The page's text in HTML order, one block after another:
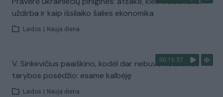
uždirba ir kaip išsilaiko šalies ekonomika
Laidos Nauja diena
00:16:37
V. Sinkevičius paaiškino, kodėl dar nebuvo Koalicinės
tarybos posėdžio: esame kalbėję
Laidos Nauja diena